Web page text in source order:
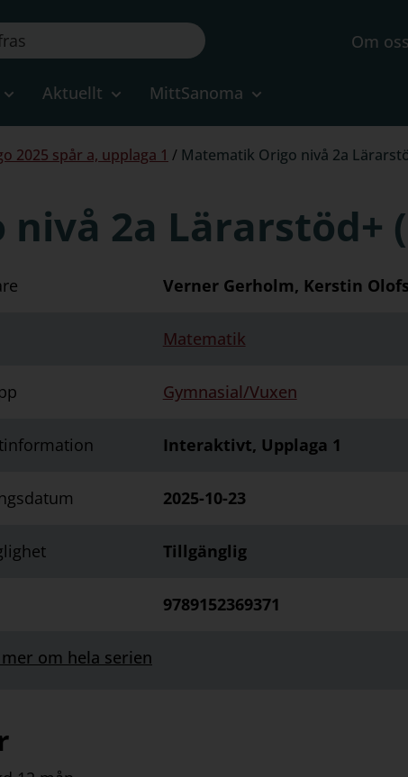
Om oss
Aktuellt MittSanoma
2025 spår a, upplaga 1 / Matematik Origo nivå 2a
2a Lärarstöd+
Verner Gerholm, Kerstin
Matematik
Gymnasial/Vuxen
Interaktivt, Upplaga 1
2025-10-23
Tillgänglig
9789152369371
mer om hela serien